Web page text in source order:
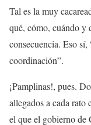
Tal es la muy
qué, cómo, cuándo y
consecuencia. Eso
coordinación”.
¡Pamplinas!, pues.
allegados a cada rato
el que el gobierno